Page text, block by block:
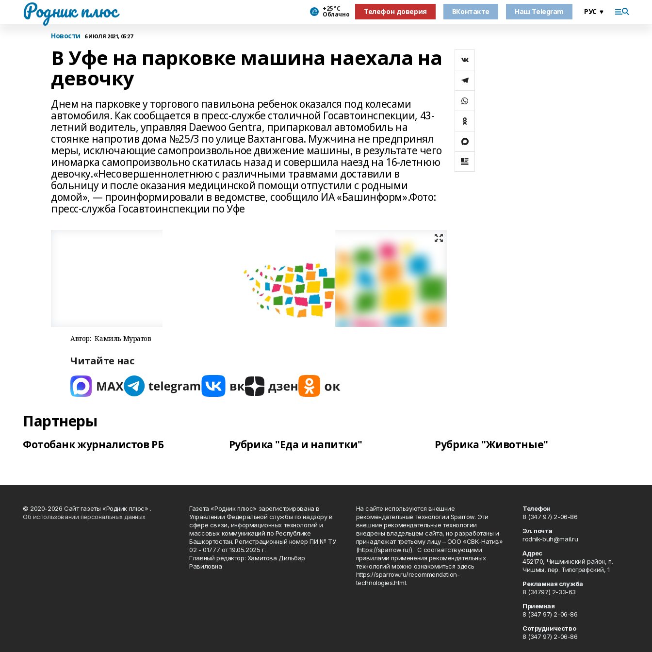
Родник плюс +25 °С
Облачно Телефон доверия ВКонтакте Наш Telegram
Новости 6 ИЮЛЯ 2021, 05:27
В Уфе на парковке машина наехала на
девочку
Днем на парковке у торгового павильона ребенок оказался под колесами
автомобиля. Как сообщается в пресс-службе столичной Госавтоинспекции, 43-
летний водитель, управляя Daewoo Gentra, припарковал автомобиль на
стоянке напротив дома №25/3 по улице Вахтангова. Мужчина не предпринял
меры, исключающие самопроизвольное движение машины, в результате чего
иномарка самопроизвольно скатилась назад и совершила наезд на 16-летнюю
девочку.«Несовершеннолетнюю с различными травмами доставили в
больницу и после оказания медицинской помощи отпустили с родными
домой», — проинформировали в ведомстве, сообщило ИА «Башинформ».Фото:
пресс-служба Госавтоинспекции по Уфе
Автор: Камиль Муратов
Читайте нас
Партнеры
Фотобанк журналистов РБ Рубрика "Еда и напитки" Рубрика "Животные"
© 2020-2026 Сайт газеты «Родник плюс» .
Об использовании персональных данных
Газета «Родник плюс» зарегистрирована в
Управлении Федеральной службы по надзору в
сфере связи, информационных технологий и
массовых коммуникаций по Республике
Башкортостан. Регистрационный номер ПИ № ТУ
02 - 01777 от 19.05.2025 г.
Главный редактор: Хамитова Дильбар
Равиловна
На сайте используются внешние
рекомендательные технологии Sparrow. Эти
внешние рекомендательные технологии
внедрены владельцем сайта, но разработаны и
принадлежат третьему лицу – ООО «СВК-Натив»
(https://sparrow.ru/). С соответствующими
правилами применения рекомендательных
технологий можно ознакомиться здесь
https://sparrow.ru/recommendation-
technologies.html.
Телефон
8 (347 97) 2-06-86
Эл. почта
rodnik-buh@mail.ru
Адрес
452170, Чишминский район, п.
Чишмы, пер. Типографский, 1
Рекламная служба
8 (34797) 2-33-63
Приемная
8 (347 97) 2-06-86
Сотрудничество
8 (347 97) 2-06-86